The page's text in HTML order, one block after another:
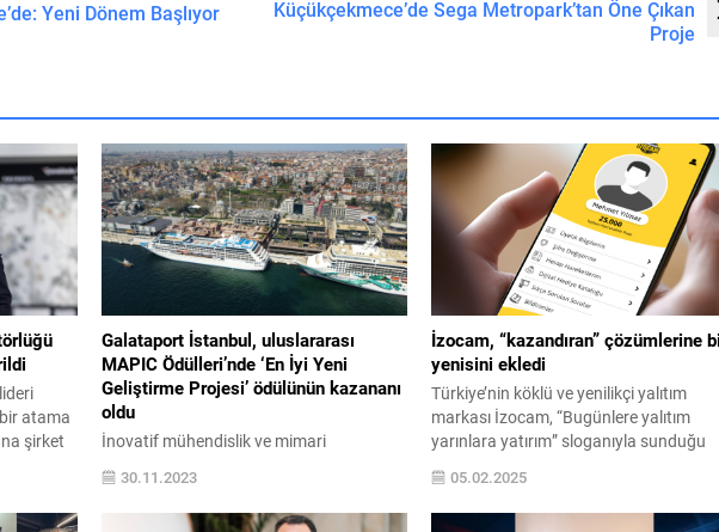
Yeni Dönem Başlıyor
Küçükçekmece’de Sega Metropark’tan Öne Çıkan
Proje
atama
şirket
İhracat
Galataport İstanbul, uluslararası
MAPIC Ödülleri’nde ‘En İyi Yeni
Geliştirme Projesi’ ödülünün kazananı
oldu
İnovatif mühendislik ve mimari
çalışmalarıyla İstanbul’un tarihi limanını
hareketli ve zengin bir gastronomi, kültür
sanat ve alışveriş mahallesine
30.11.2023
İzocam, “kazandıran” çözümlerine
yenisini ekledi
Türkiye’nin köklü ve yenilikçi yalıtım
markası İzocam, “Bugünlere yalıtım
yarınlara yatırım” sloganıyla sunduğu
“kazandıran” yalıtım ürünleri ile yaz-kış
enerji sarfiyatından tasarruf sağlarken,
doğanın korunmasına da destek
05.02.2025